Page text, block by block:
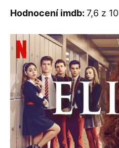
Hodnocení imdb: 7,6 z 10